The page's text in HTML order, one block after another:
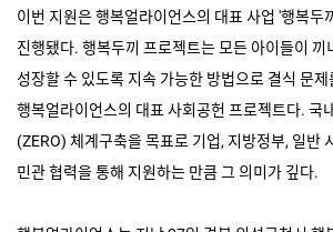
이번 지원은 행복얼라이언스의 대표 사업 '행복두
진행됐다. 행복두끼 프로젝트는 모든 아이들이 끼
성장할 수 있도록 지속 가능한 방법으로 결식 문
행복얼라이언스의 대표 사회공헌 프로젝트다. 국
(ZERO) 체계구축을 목표로 기업, 지방정부, 일반
민관 협력을 통해 지원하는 만큼 그 의미가 깊다.